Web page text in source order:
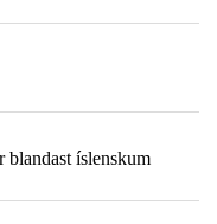
blandast íslenskum